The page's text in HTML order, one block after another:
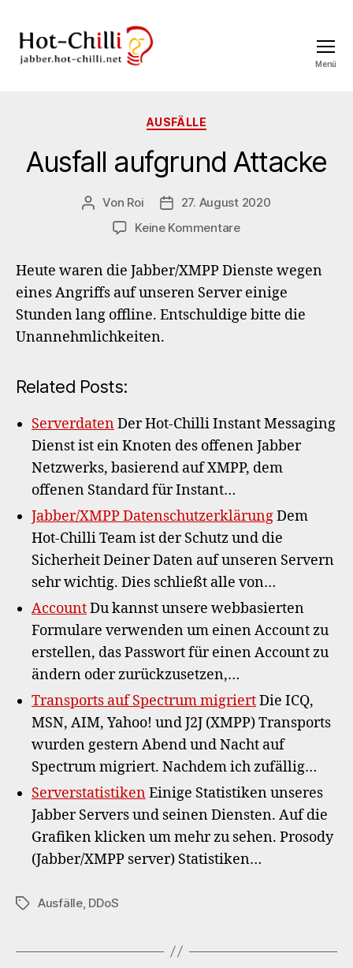
Menü
Kategorien
AUSFÄLLE
Ausfall aufgrund Attacke
Beitragsautor
Von Roi Veröffentlichungsdatum
27. August 2020
Keine Kommentarezu
Attacke
Heute waren die Jabber/XMPP Dienste wegen
eines Angriffs auf unseren Server einige
Stunden lang offline. Entschuldige bitte die
Unannehmlichkeiten.
Related Posts:
ServerdatenDer Hot-Chilli Instant Messaging
Dienst ist ein Knoten des offenen Jabber
Netzwerks, basierend auf XMPP, dem
offenen Standard für Instant…
Jabber/XMPP DatenschutzerklärungDem
Hot-Chilli Team ist der Schutz und die
Sicherheit Deiner Daten auf unseren Servern
sehr wichtig. Dies schließt alle von…
AccountDu kannst unsere webbasierten
Formulare verwenden um einen Account zu
erstellen, das Passwort für einen Account zu
ändern oder zurückzusetzen,…
Transports auf Spectrum migriertDie ICQ,
MSN, AIM, Yahoo! und J2J (XMPP) Transports
wurden gestern Abend und Nacht auf
Spectrum migriert. Nachdem ich zufällig…
ServerstatistikenEinige Statistiken unseres
Jabber Servers und seinen Diensten. Auf die
Grafiken klicken um mehr zu sehen. Prosody
(Jabber/XMPP server) Statistiken…
Schlagwörter
Ausfälle, DDoS